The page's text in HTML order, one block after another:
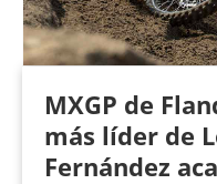
MXGP de
más líder de
Fernández